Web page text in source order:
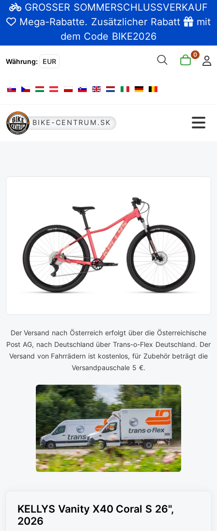
GROSSER SOMMERSCHLUSSVERKAUF
Mega-Rabatte. Zusätzlicher Rabatt
mit
dem Code BIKE2026
Währung: EUR
0
Sprache auswählen
BIKE-CENTRUM.SK
Der Versand nach Österreich erfolgt über die Österreichische
Post AG, nach Deutschland über Trans-o-Flex Deutschland. Der
Versand von Fahrrädern ist kostenlos, für Zubehör beträgt die
Versandpauschale 5 €.
KELLYS Vanity X40 Coral S 26",
2026